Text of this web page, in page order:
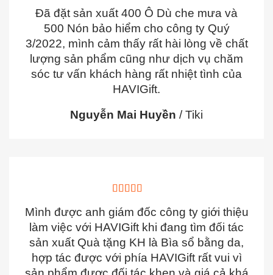
Đã đặt sản xuất 400 Ô Dù che mưa và
500 Nón bảo hiểm cho công ty Quý
3/2022, mình cảm thấy rất hài lòng về chất
lượng sản phẩm cũng như dịch vụ chăm
sóc tư vấn khách hàng rất nhiệt tình của
HAVIGift.
Nguyễn Mai Huyền /Tiki
Mình được anh giám đốc công ty giới thiệu
làm việc với HAVIGift khi đang tìm đối tác
sản xuất Quà tặng KH là Bìa sổ bằng da,
hợp tác được với phía HAVIGift rất vui vì